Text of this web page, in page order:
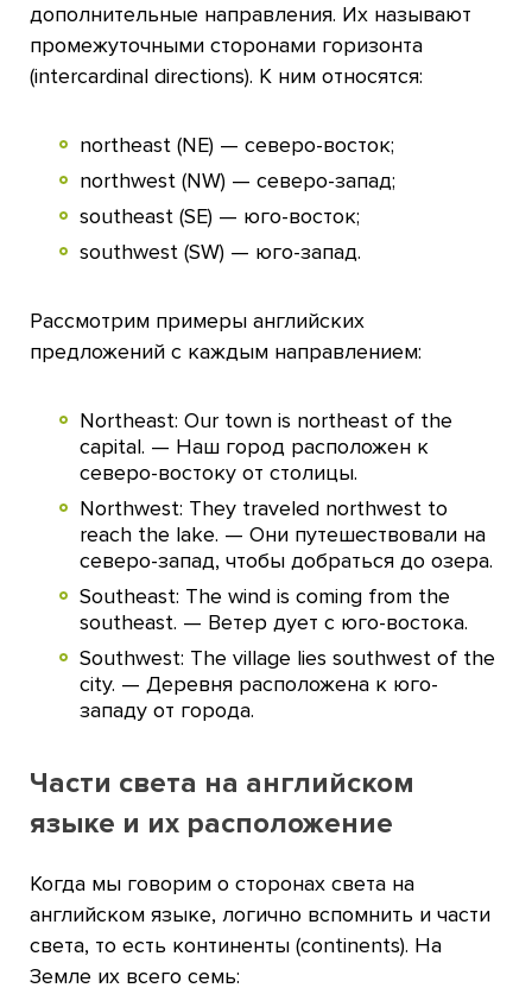
дополнительные направления. Их называют
промежуточными сторонами горизонта
(intercardinal directions). К ним относятся:
northeast (NE) — северо-восток;
northwest (NW) — северо-запад;
southeast (SE) — юго-восток;
southwest (SW) — юго-запад.
Рассмотрим примеры английских
предложений с каждым направлением:
Northeast: Our town is northeast of the
capital. — Наш город расположен к
северо-востоку от столицы.
Northwest: They traveled northwest to
reach the lake. — Они путешествовали на
северо-запад, чтобы добраться до озера.
Southeast: The wind is coming from the
southeast. — Ветер дует с юго-востока.
Southwest: The village lies southwest of the
city. — Деревня расположена к юго-
западу от города.
Части света на английском
языке и их расположение
Когда мы говорим о сторонах света на
английском языке, логично вспомнить и части
света, то есть континенты (continents). На
Земле их всего семь: